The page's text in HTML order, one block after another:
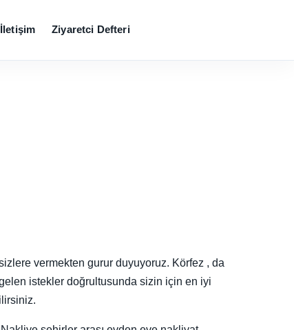
İletişim Ziyaretci Defteri
vermekten gurur duyuyoruz. Körfez , da
istekler doğrultusunda sizin için en iyi